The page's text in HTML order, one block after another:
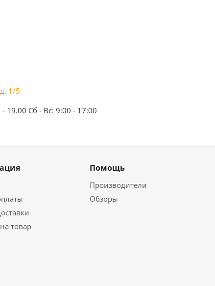
1/5
19.00 Сб - Вс: 9:00 - 17:00
товар
Помощь
Производители
Обзоры